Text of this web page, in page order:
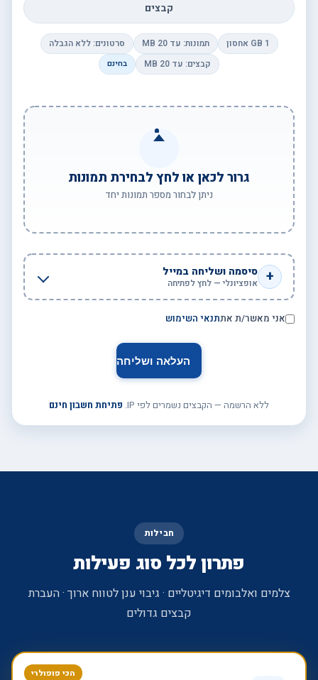
קבצים
1 GB אחסון תמונות: עד 20 MB
סרטונים: ללא הגבלה
קבצים: עד 20 MB
בחינם
גרור לכאן או לחץ לבחירת תמונות
ניתן לבחור מספר תמונות יחד
+ סיסמה ושליחה במייל
אופציונלי — לחץ לפתיחה
אני מאשר/ת אתתנאי השימוש
ללא הרשמה — הקבצים נשמרים לפי IP. פתיחת חשבון חינם
חבילות
פתרון לכל סוג פעילות
צלמים ואלבומים דיגיטליים · גיבוי ענן לטווח ארוך · העברת
קבצים גדולים
הכי פופולרי